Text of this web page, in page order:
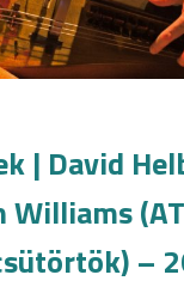
| David
Williams
–